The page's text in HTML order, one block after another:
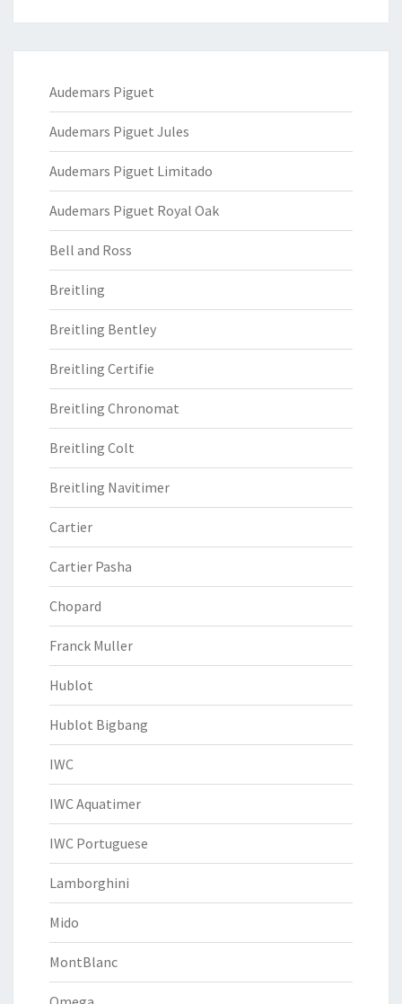
Audemars Piguet
Audemars Piguet Jules
Audemars Piguet Limitado
Audemars Piguet Royal Oak
Bell and Ross
Breitling
Breitling Bentley
Breitling Certifie
Breitling Chronomat
Breitling Colt
Breitling Navitimer
Cartier
Cartier Pasha
Chopard
Franck Muller
Hublot
Hublot Bigbang
IWC
IWC Aquatimer
IWC Portuguese
Lamborghini
Mido
MontBlanc